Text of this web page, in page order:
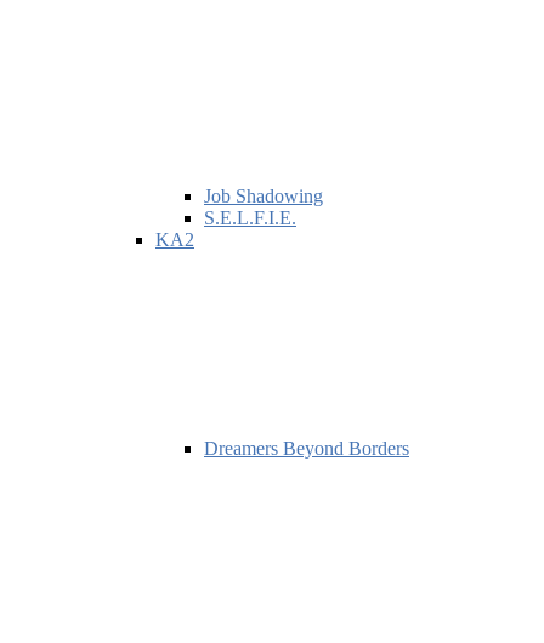
Job Shadowing
S.E.L.F.I.E.
KA2
Dreamers Beyond Borders